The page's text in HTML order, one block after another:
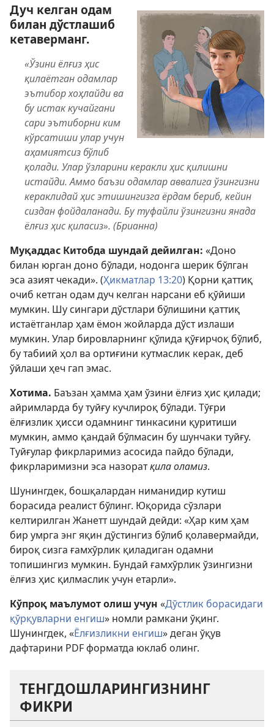
Дуч келган одам
билан дўстлашиб
кетаверманг.
«Ўзини ёлғиз ҳис
қилаётган одамлар
эътибор хоҳлайди ва
бу истак кучайгани
сари эътиборни ким
кўрсатиши улар учун
аҳамиятсиз бўлиб
қолади. Улар ўзларини керакли ҳис қилишни
истайди. Аммо баъзи одамлар аввалига ўзингизни
кераклидай ҳис этишингизга ёрдам бериб, кейин
сиздан фойдаланади. Бу туфайли ўзингизни янада
ёлғиз ҳис қиласиз». (Брианна)
Муқаддас Китобда шундай дейилган: «Доно
билан юрган доно бўлади, нодонга шерик бўлган
эса азият чекади». (Ҳикматлар 13:20) Қорни қаттиқ
очиб кетган одам дуч келган нарсани еб қўйиши
мумкин. Шу сингари дўстлари бўлишини қаттиқ
истаётганлар ҳам ёмон жойларда дўст излаши
мумкин. Улар бировларнинг қўлида қўғирчоқ бўлиб,
бу табиий ҳол ва ортиғини кутмаслик керак, деб
ўйлаши ҳеч гап эмас.
Хотима. Баъзан ҳамма ҳам ўзини ёлғиз ҳис қилади;
айримларда бу туйғу кучлироқ бўлади. Тўғри
ёлғизлик ҳисси одамнинг тинкасини қуритиши
мумкин, аммо қандай бўлмасин бу шунчаки туйғу.
Туйғулар фикрларимиз асосида пайдо бўлади,
фикрларимизни эса назоратқила оламиз.
Шунингдек, бошқалардан ниманидир кутиш
борасида реалист бўлинг. Юқорида сўзлари
келтирилган Жанетт шундай дейди: «Ҳар ким ҳам
бир умрга энг яқин дўстингиз бўлиб қолавермайди,
бироқ сизга ғамхўрлик қиладиган одамни
топишингиз мумкин. Бундай ғамхўрлик ўзингизни
ёлғиз ҳис қилмаслик учун етарли».
Кўпроқ маълумот олиш учун «Дўстлик борасидаги
қўрқувларни енгиш» номли рамкани ўқинг.
Шунингдек, «Ёлғизликни енгиш» деган ўқув
дафтарини PDF форматда юклаб олинг.
ТЕНГДОШЛАРИНГИЗНИНГ
ФИКРИ